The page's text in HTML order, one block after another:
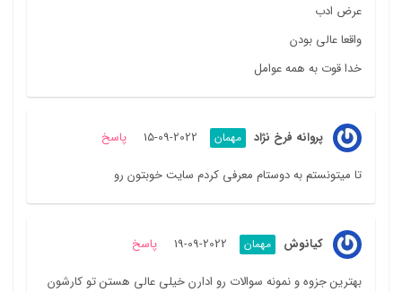
عرض ادب
واقعا عالی بودن
خدا قوت به همه عوامل
پروانه فرخ نژاد مهمان 2022-09-15 پاسخ
تا میتونستم به دوستام معرفی کردم سایت خوبتون رو
کیانوش مهمان 2022-09-19 پاسخ
بهترین جزوه و نمونه سوالات رو ادارن خیلی عالی هستن تو کارشون